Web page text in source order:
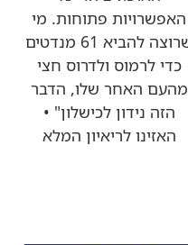
האפשרויות פתוחות. מי
שרוצה להביא 61 מנדטים
כדי לרמוס ולדרוס חצי
מהעם האחר שלו, הדבר
הזה נידון לכישלון" •
האזינו לריאיון המלא